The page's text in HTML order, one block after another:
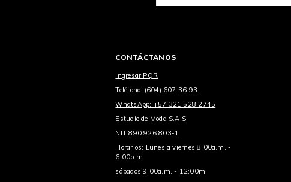
CONTÁCTANOS
Ingresar PQR
Teléfono: (604) 607 36 93
WhatsApp: +57 321 528 2745
Estudio de Moda S.A.S.
NIT 890.926.803-1
Horarios: Lunes a viernes 8:00a.m. -
6:00p.m.
sábados 9:00a.m. - 12:00m